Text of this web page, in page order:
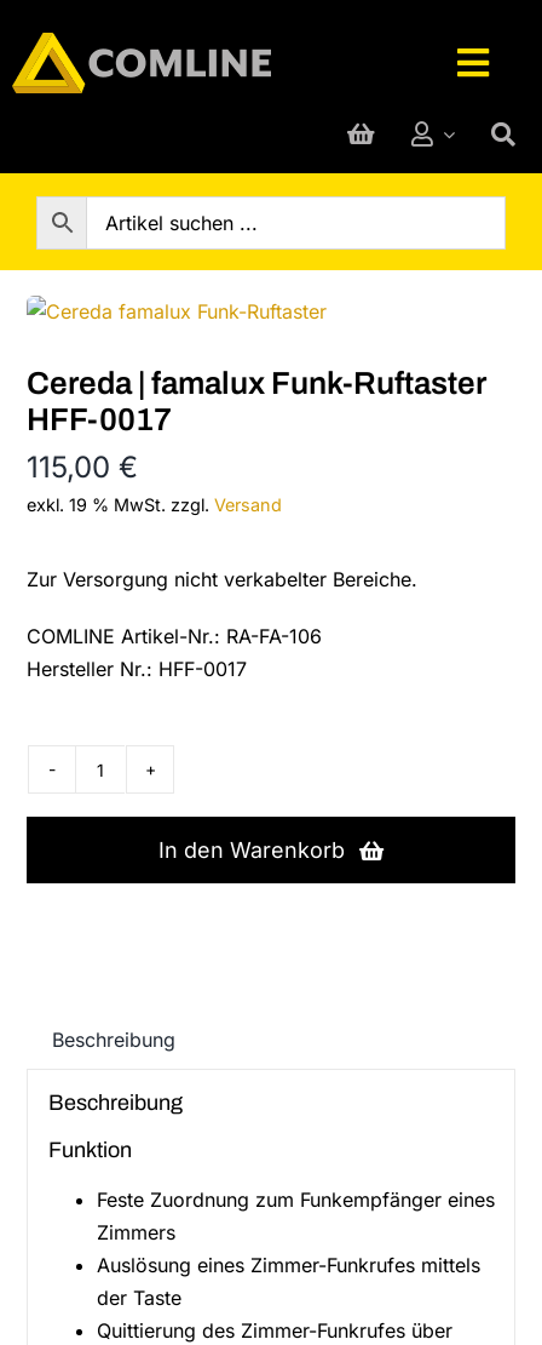
content
Technik-Service
Rufanlage
Hersteller
Support
Cereda | famalux Funk-Ruftaster
HFF-0017
115,00€
exkl. 19 % MwSt. zzgl.Versand
Zur Versorgung nicht verkabelter Bereiche.
COMLINE Artikel-Nr.: RA-FA-106
Hersteller Nr.: HFF-0017
Cereda
|
famalux
Funk-
In den Warenkorb
Beschreibung
Beschreibung
Funktion
Feste Zuordnung zum Funkempfänger eines
Zimmers
Auslösung eines Zimmer-Funkrufes mittels
der Taste
Quittierung des Zimmer-Funkrufes über